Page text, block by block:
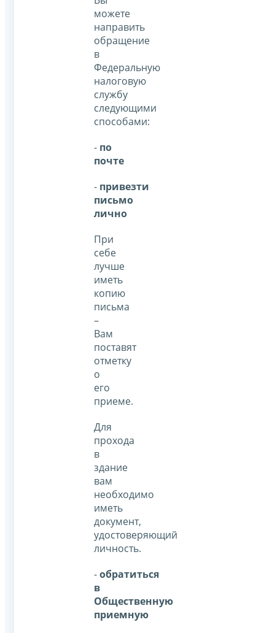
можете
направить
обращение
в
Федеральную
налоговую
службу
следующими
способами:
- по
почте
- привезти
письмо
лично
При
себе
лучше
иметь
копию
письма
–
Вам
поставят
отметку
о
его
приеме.
Для
прохода
в
здание
вам
необходимо
иметь
документ,
удостоверяющий
личность.
-обратиться
в
Общественную
приемную